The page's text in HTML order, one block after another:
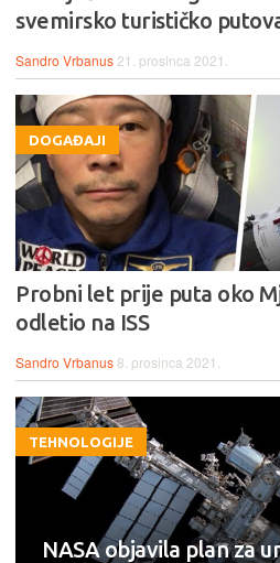
svemirsko turističko
Sandro Vrbanus 21. prosinca 2021.
DOGAĐAJI
Probni let prije puta oko
odletio na ISS
Sandro Vrbanus8. prosinca 2021.
TEHNOLOGIJE
NASA objavila plan za